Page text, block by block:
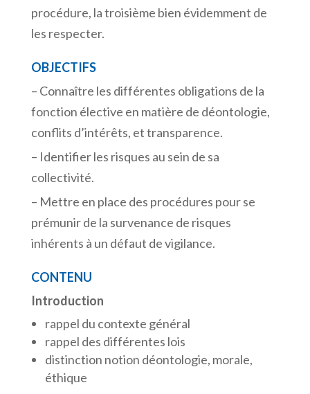
procédure, la troisième bien évidemment de
les respecter.
OBJECTIFS
– Connaître les différentes obligations de la
fonction élective en matière de déontologie,
conflits d’intérêts, et transparence.
– Identifier les risques au sein de sa
collectivité.
– Mettre en place des procédures pour se
prémunir de la survenance de risques
inhérents à un défaut de vigilance.
CONTENU
Introduction
rappel du contexte général
rappel des différentes lois
distinction notion déontologie, morale,
éthique